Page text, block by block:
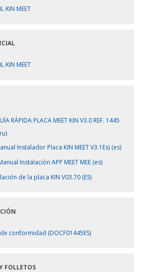
KIN MEET
KIN MEET
RÁPIDA PLACA MEET KIN V3.0 REF. 1445
Instalador Placa KIN MEET V3.1Es) (es)
Instalación APP MEET MEE (es)
de la placa KIN V03.70 (ES)
conformidad (DOCF01445ES)
FOLLETOS